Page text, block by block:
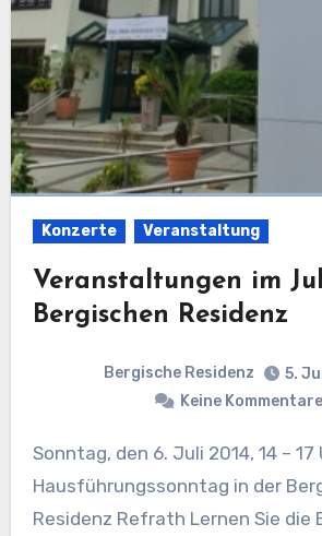
Konzerte Veranstaltung
Veranstaltungen im
Bergischen Residenz
Bergische Residenz
5.
Keine Kommentare
Sonntag, den 6. Juli 2014, 14 – 17 Uhr
Hausführungssonntag in der
Residenz Refrath Lernen Sie die